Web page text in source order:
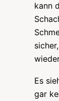
kann
Es
gar